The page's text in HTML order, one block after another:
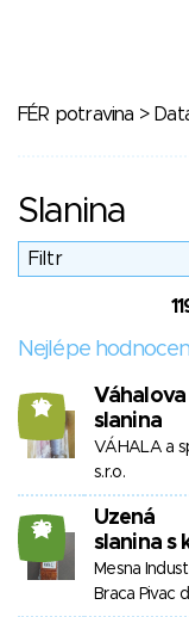
FÉR potravina >
Slanina
Nejlépe
10
Váhalova
slanina
VÁHALA a
s.r.o.
28
Uzená
slanina s
Mesna
Braca Pivac